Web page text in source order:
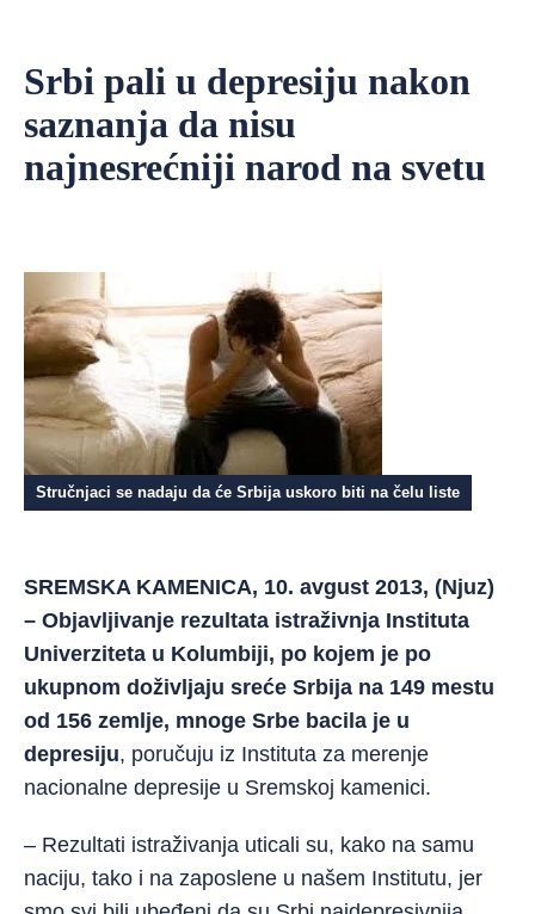
Srbi pali u depresiju nakon
saznanja da nisu
najnesrećniji narod na svetu
Stručnjaci se nadaju da će Srbija uskoro biti na čelu liste
SREMSKA KAMENICA, 10. avgust 2013, (Njuz)
– Objavljivanje rezultata istraživnja Instituta
Univerziteta u Kolumbiji, po kojem je po
ukupnom doživljaju sreće Srbija na 149 mestu
od 156 zemlje, mnoge Srbe bacila je u
depresiju, poručuju iz Instituta za merenje
nacionalne depresije u Sremskoj kamenici.
– Rezultati istraživanja uticali su, kako na samu
naciju, tako i na zaposlene u našem Institutu, jer